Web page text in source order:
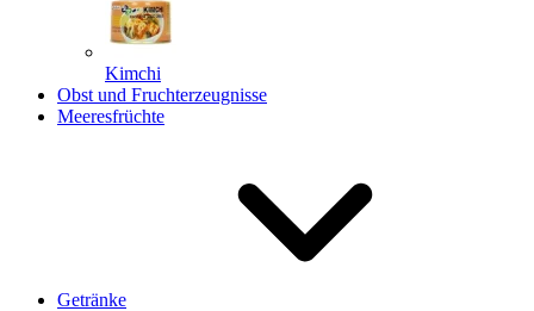
Kimchi
Obst und Fruchterzeugnisse
Meeresfrüchte
Getränke